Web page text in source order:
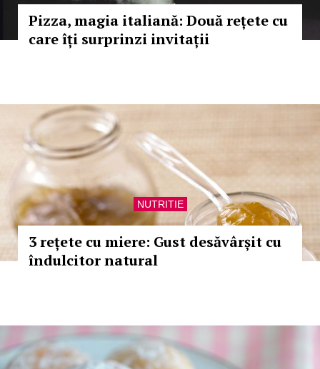
Pizza, magia italiană: Două rețete cu
care îți surprinzi invitații
NUTRITIE
3 rețete cu miere: Gust desăvârșit cu
îndulcitor natural